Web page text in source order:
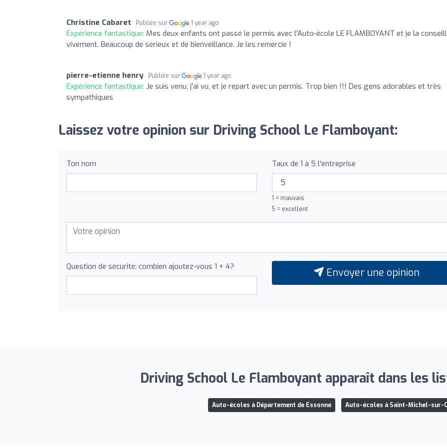
Christine Cabaret Publiée sur 1 year ago
Expérience fantastique: Mes deux enfants ont passé le permis avec l'Auto-école LE FLAMBOYANT et je la
vivement. Beaucoup de sérieux et de bienveillance. Je les remercie !
pierre-etienne henry Publiée sur 1 year ago
Expérience fantastique: Je suis venu, j'ai vu, et je repart avec un permis. Trop bien !!! Des gens adorables et très
sympathiques
Laissez votre opinion sur Driving School Le Flamboyant:
Ton nom Taux de 1 à 5 l'entreprise
1 = mauvais
5 = excellent
Question de sécurité: combien ajoutez-vous 1 + 4? Envoyer une opinion
Driving School Le Flamboyant apparaît dans les
Auto-écoles à Département de Essonne Auto-écoles à Saint-Michel-sur-